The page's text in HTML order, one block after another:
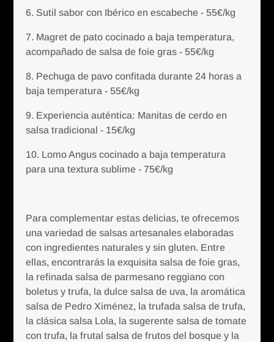
6. Sutil sabor con Ibérico en escabeche - 55€/kg
7. Magret de pato cocinado a baja temperatura,
acompañado de salsa de foie gras - 55€/kg
8. Pechuga de pavo confitada durante 24 horas a
baja temperatura - 55€/kg
9. Experiencia auténtica: Manitas de cerdo en
salsa tradicional - 15€/kg
10. Lomo Angus cocinado a baja temperatura
para una textura sublime - 75€/kg
Para complementar estas delicias, te ofrecemos
una variedad de salsas artesanales elaboradas
con ingredientes naturales y sin gluten. Entre
ellas, encontrarás la exquisita salsa de foie gras,
la refinada salsa de parmesano reggiano con
boletus y trufa, la dulce salsa de uva, la aromática
salsa de Pedro Ximénez, la trufada salsa de trufa,
la clásica salsa Lola, la sugerente salsa de tomate
con trufa, la frutal salsa de frutos del bosque y la